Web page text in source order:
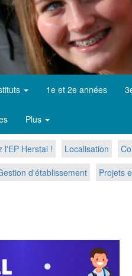
1e et 2e années
Plus
l'EP Herstal ! Localisation
d'établissement Projets